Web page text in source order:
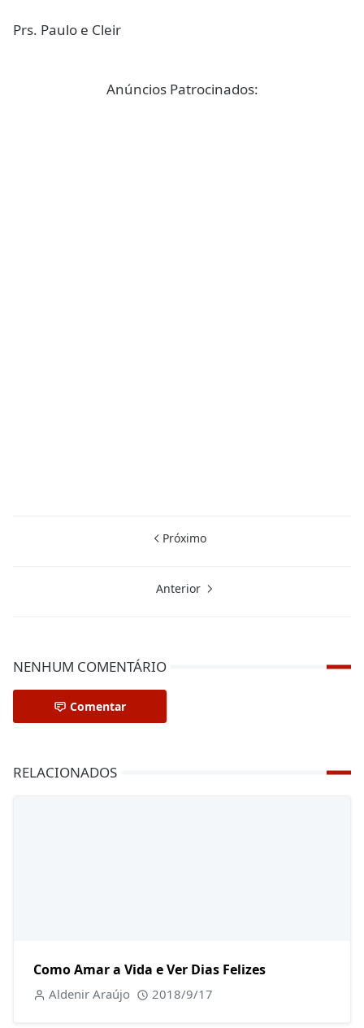
Prs. Paulo e Cleir
Anúncios Patrocinados:
Próximo
Anterior
NENHUM COMENTÁRIO
Comentar
RELACIONADOS
Como Amar a Vida e Ver Dias Felizes
Aldenir Araújo 2018/9/17